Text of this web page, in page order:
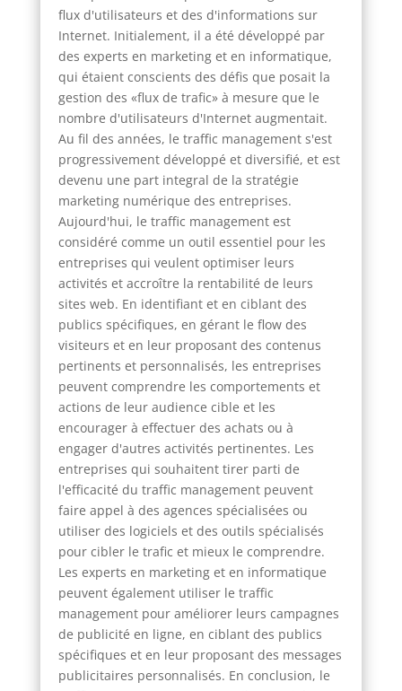
flux d'utilisateurs et des d'informations sur
Internet. Initialement, il a été développé par
des experts en marketing et en informatique,
qui étaient conscients des défis que posait la
gestion des «flux de trafic» à mesure que le
nombre d'utilisateurs d'Internet augmentait.
Au fil des années, le traffic management s'est
progressivement développé et diversifié, et est
devenu une part integral de la stratégie
marketing numérique des entreprises.
Aujourd'hui, le traffic management est
considéré comme un outil essentiel pour les
entreprises qui veulent optimiser leurs
activités et accroître la rentabilité de leurs
sites web. En identifiant et en ciblant des
publics spécifiques, en gérant le flow des
visiteurs et en leur proposant des contenus
pertinents et personnalisés, les entreprises
peuvent comprendre les comportements et
actions de leur audience cible et les
encourager à effectuer des achats ou à
engager d'autres activités pertinentes. Les
entreprises qui souhaitent tirer parti de
l'efficacité du traffic management peuvent
faire appel à des agences spécialisées ou
utiliser des logiciels et des outils spécialisés
pour cibler le trafic et mieux le comprendre.
Les experts en marketing et en informatique
peuvent également utiliser le traffic
management pour améliorer leurs campagnes
de publicité en ligne, en ciblant des publics
spécifiques et en leur proposant des messages
publicitaires personnalisés. En conclusion, le